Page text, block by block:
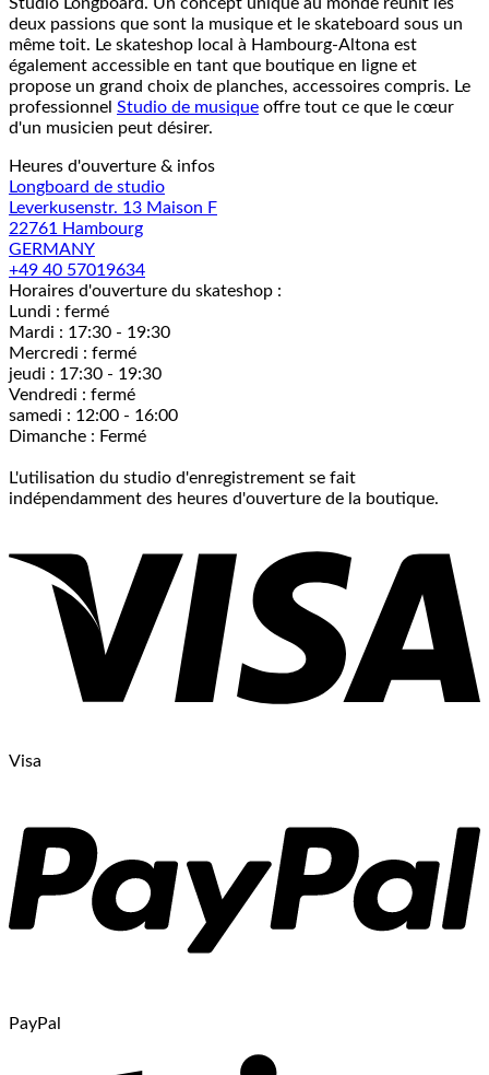
deux passions que sont la musique et le skateboard sous un
même toit. Le skateshop local à Hambourg-Altona est
également accessible en tant que boutique en ligne et
propose un grand choix de planches, accessoires compris. Le
professionnel Studio de musique offre tout ce que le cœur
d'un musicien peut désirer.
Heures d'ouverture & infos
Longboard de studio
Leverkusenstr. 13 Maison F
22761 Hambourg
GERMANY
+49 40 57019634
Horaires d'ouverture du skateshop :
Lundi : fermé
Mardi : 17:30 - 19:30
Mercredi : fermé
jeudi : 17:30 - 19:30
Vendredi : fermé
samedi : 12:00 - 16:00
Dimanche : Fermé
L'utilisation du studio d'enregistrement se fait
indépendamment des heures d'ouverture de la boutique.
Visa
PayPal